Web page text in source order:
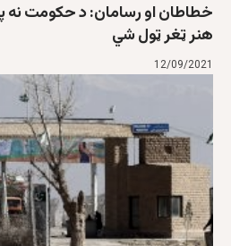
خطاطان او رسامان: د حکومت نه
هنر ټغر ټول شي
12/09/2021